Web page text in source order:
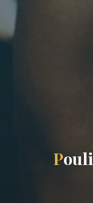
Pouli